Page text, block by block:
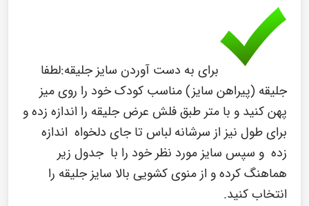
برای به دست آوردن سایز جلیقه:لطفا
جلیقه (پیراهن سایز) مناسب کودک خود را روی میز
پهن کنید و با متر طبق فلش عرض جلیقه را اندازه زده و
برای طول نیز از سرشانه لباس تا جای دلخواه اندازه
زده و سپس سایز مورد نظر خود را با جدول زیر
هماهنگ کرده و از منوی کشویی بالا سایز جلیقه را
انتخاب کنید.